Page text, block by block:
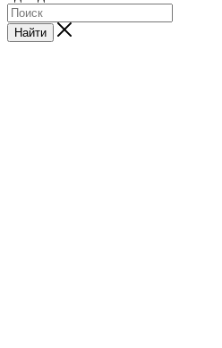
Найти